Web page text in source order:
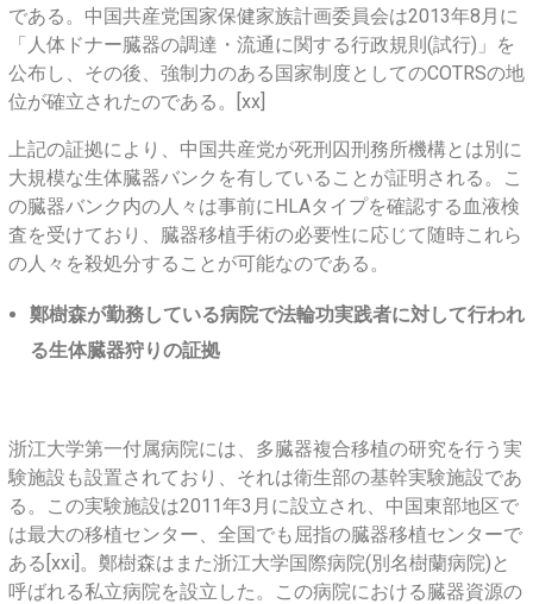
である。中国共産党国家保健家族計画委員会は2013年8月に
「人体ドナー臓器の調達・流通に関する行政規則(試行)」を
公布し、その後、強制力のある国家制度としてのCOTRSの地
位が確立されたのである。[xx]
上記の証拠により、中国共産党が死刑囚刑務所機構とは別に
大規模な生体臓器バンクを有していることが証明される。こ
の臓器バンク内の人々は事前にHLAタイプを確認する血液検
査を受けており、臓器移植手術の必要性に応じて随時これら
の人々を殺処分することが可能なのである。
鄭樹森が勤務している病院で法輪功実践者に対して行われ
る生体臓器狩りの証拠
浙江大学第一付属病院には、多臓器複合移植の研究を行う実
験施設も設置されており、それは衛生部の基幹実験施設であ
る。この実験施設は2011年3月に設立され、中国東部地区で
は最大の移植センター、全国でも屈指の臓器移植センターで
ある[xxi]。鄭樹森はまた浙江大学国際病院(別名樹蘭病院)と
呼ばれる私立病院を設立した。この病院における臓器資源の